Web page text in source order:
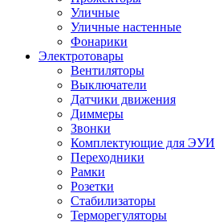
Уличные
Уличные настенные
Фонарики
Электротовары
Вентиляторы
Выключатели
Датчики движения
Диммеры
Звонки
Комплектующие для ЭУИ
Переходники
Рамки
Розетки
Стабилизаторы
Терморегуляторы